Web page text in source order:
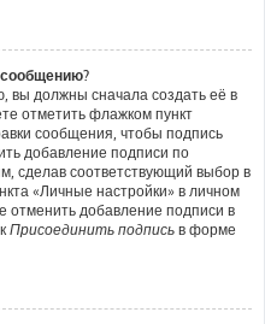
вы должны сначала создать её в
отметить флажком пункт
сообщения, чтобы подпись
добавление подписи по
сделав соответствующий выбор в
«Личные настройки» в личном
отменить добавление подписи в
Присоединить подпись в форме